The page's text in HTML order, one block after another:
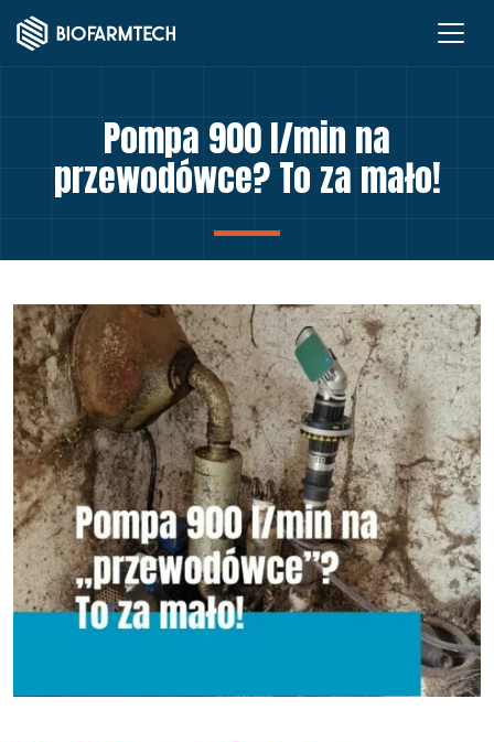
Pompa 900 l/min na
przewodówce? To za mało!